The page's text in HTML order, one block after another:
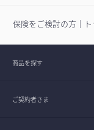
保険をご検討の方｜
商品を探す
ご契約者さま